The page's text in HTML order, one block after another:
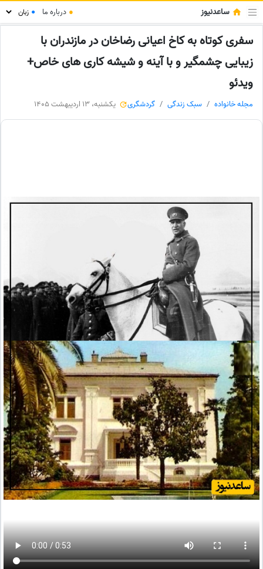
ساعدنیوز ● درباره ما ●
سفری کوتاه به کاخ اعیانی رضاخان در مازندران با
زیبایی چشمگیر و با آینه و شیشه کاری های خاص+
ویدئو
مجله خانواده سبک زندگی گردشگری یکشنبه، 13 اردیبهشت 1405